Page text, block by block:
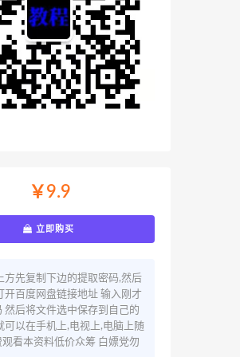
￥9.9
立即购买
方先复制下边的提取密码,然后
开百度网盘链接地址 输入刚才
然后将文件选中保存到自己的
可以在手机上,电视上,电脑上随
观看本资料低价众筹 白嫖党勿